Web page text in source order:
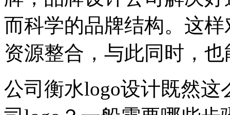
而科学的品牌结构。这
资源整合，与此同时，
公司衡水logo设计既然